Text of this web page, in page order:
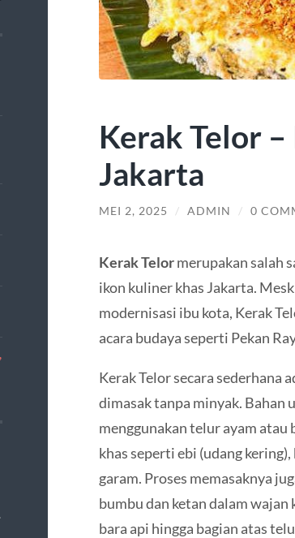
Kerak Telor
Jakarta
MEI 2, 2025 / ADMIN / 0
Kerak Telormerupakan salah
ikon kuliner khas Jakarta.
modernisasi ibu kota, Kerak
acara budaya seperti Pekan
Kerak Telor secara sederhana
dimasak tanpa minyak. Bahan
menggunakan telur ayam atau
khas seperti ebi (udang
garam. Proses memasaknya
bumbu dan ketan dalam wajan
bara api hingga bagian atas